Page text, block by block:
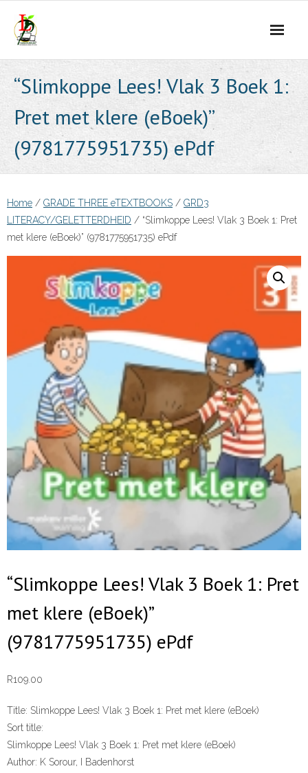
content
“Slimkoppe Lees! Vlak 3 Boek 1:
Pret met klere (eBoek)”
(9781775951735) ePdf
Home / GRADE THREE eTEXTBOOKS / GRD3
LITERACY/GELETTERDHEID / “Slimkoppe Lees! Vlak 3 Boek 1: Pret
met klere (eBoek)” (9781775951735) ePdf
“Slimkoppe Lees! Vlak 3 Boek 1: Pret
met klere (eBoek)”
(9781775951735) ePdf
R109.00
Title: Slimkoppe Lees! Vlak 3 Boek 1: Pret met klere (eBoek)
Sort title:
Slimkoppe Lees! Vlak 3 Boek 1: Pret met klere (eBoek)
Author: K Sorour, I Badenhorst